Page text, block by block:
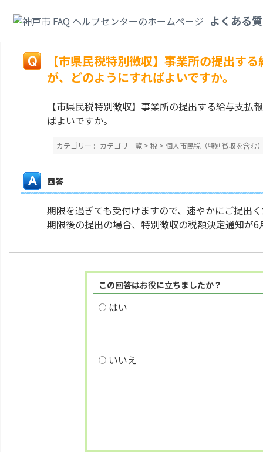
よくある
たのですが、どのようにすればよいですか。
【市県民税特別徴収】事業所の提出す
が、どのようにすればよいですか。
【市県民税特別徴収】事業所の提出する給与支
ばよいですか。
カテゴリー : カテゴリ一覧 > 税 > 個人市民税（特別徴収を含む
回答
期限を過ぎても受付けますので、速やかにご提出
期限後の提出の場合、特別徴収の税額決定通知が
この回答はお役に立ちましたか？
はい
いいえ